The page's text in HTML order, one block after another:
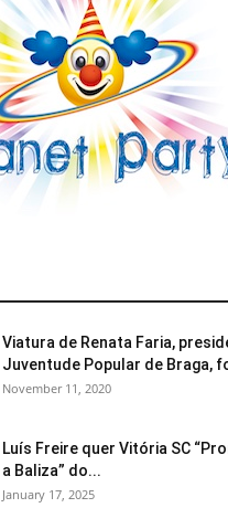
Viatura de Renata Faria,
Juventude Popular de Braga,
November 11, 2020
Luís Freire quer Vitória SC
a Baliza” do...
January 17, 2025